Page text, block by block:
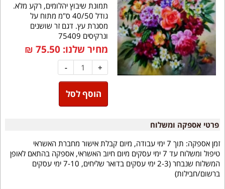
תמונת שיבוץ יהלומים, רקע מלא.
גודל 40/50 ס"מ מתוח על
מסגרת עץ. דגם זר שושנים
ונרקיסים 75409
מחיר שלנו: 75.50
₪
+
-
הוסף לסל
פרטי אספקה ומשלוח
זמן אספקה: תוך 7 ימי עבודה, מיום קבלת אישור מחברת האשראי
טיפול ומשלוח עד 7 ימי עסקים מיום חיוב האשראי, אספקה בהתאם לאופן
המשלוח שנבחר (2-3 ימי עסקים בדואר שליחים, 7-10 ימי עסקים
ברשום/חבילות)